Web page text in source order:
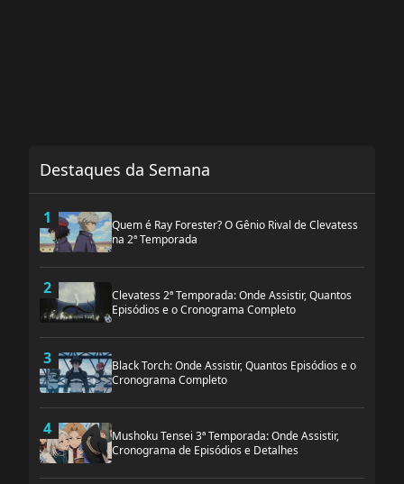
Destaques da Semana
1
Quem é Ray Forester? O Gênio Rival de Clevatess
na 2ª Temporada
2
Clevatess 2ª Temporada: Onde Assistir, Quantos
Episódios e o Cronograma Completo
3
Black Torch: Onde Assistir, Quantos Episódios e o
Cronograma Completo
4
Mushoku Tensei 3ª Temporada: Onde Assistir,
Cronograma de Episódios e Detalhes